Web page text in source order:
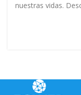
nuestras vidas.